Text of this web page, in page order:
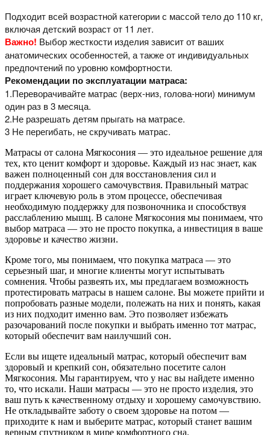
Подходит всей возрастной категории с массой тело до 110 кг,
включая детский возраст от 11 лет.
Важно! Выбор жесткости изделия зависит от ваших
анатомических особенностей, а также от индивидуальных
предпочтений по уровню комфортности.
Рекомендации по эксплуатации матраса:
1.Переворачивайте матрас (верх-низ, голова-ноги) минимум
один раз в 3 месяца.
2.Не разрешать детям прыгать на матрасе.
3 Не перегибать, не скручивать матрас.
Матрасы от салона Мягкосония — это идеальное решение для
тех, кто ценит комфорт и здоровье. Каждый из нас знает, как
важен полноценный сон для восстановления сил и
поддержания хорошего самочувствия. Правильный матрас
играет ключевую роль в этом процессе, обеспечивая
необходимую поддержку для позвоночника и способствуя
расслаблению мышц. В салоне Мягкосония мы понимаем, что
выбор матраса — это не просто покупка, а инвестиция в ваше
здоровье и качество жизни.
Кроме того, мы понимаем, что покупка матраса — это
серьезный шаг, и многие клиенты могут испытывать
сомнения. Чтобы развеять их, мы предлагаем возможность
протестировать матрасы в нашем салоне. Вы можете прийти и
попробовать разные модели, полежать на них и понять, какая
из них подходит именно вам. Это позволяет избежать
разочарований после покупки и выбрать именно тот матрас,
который обеспечит вам наилучший сон.
Если вы ищете идеальный матрас, который обеспечит вам
здоровый и крепкий сон, обязательно посетите салон
Мягкосония. Мы гарантируем, что у нас вы найдете именно
то, что искали. Наши матрасы — это не просто изделия, это
ваш путь к качественному отдыху и хорошему самочувствию.
Не откладывайте заботу о своем здоровье на потом —
приходите к нам и выберите матрас, который станет вашим
верным спутником в мире комфортного сна.